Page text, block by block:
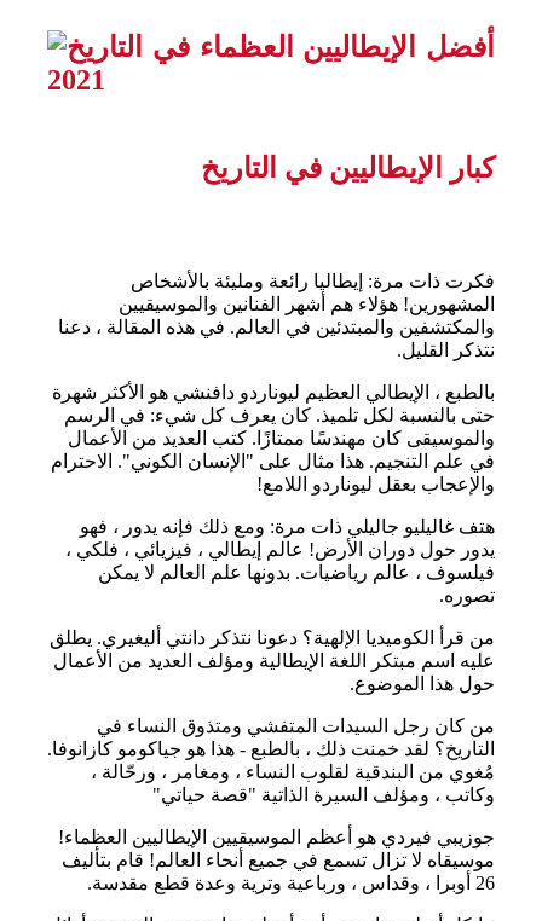
كبار الإيطاليين في التاريخ
فكرت ذات مرة: إيطاليا رائعة ومليئة بالأشخاص
المشهورين! هؤلاء هم أشهر الفنانين والموسيقيين
والمكتشفين والمبتدئين في العالم. في هذه المقالة ، دعنا
نتذكر القليل.
بالطبع ، الإيطالي العظيم ليوناردو دافنشي هو الأكثر شهرة
حتى بالنسبة لكل تلميذ. كان يعرف كل شيء: في الرسم
والموسيقى كان مهندسًا ممتازًا. كتب العديد من الأعمال
في علم التنجيم. هذا مثال على "الإنسان الكوني". الاحترام
والإعجاب بعقل ليوناردو اللامع!
هتف غاليليو جاليلي ذات مرة: ومع ذلك فإنه يدور ، فهو
يدور حول دوران الأرض! عالم إيطالي ، فيزيائي ، فلكي ،
فيلسوف ، عالم رياضيات. بدونها علم العالم لا يمكن
تصوره.
من قرأ الكوميديا الإلهية؟ دعونا نتذكر دانتي أليغيري. يطلق
عليه اسم مبتكر اللغة الإيطالية ومؤلف العديد من الأعمال
حول هذا الموضوع.
من كان رجل السيدات المتفشي ومتذوق النساء في
التاريخ؟ لقد خمنت ذلك ، بالطبع - هذا هو جياكومو كازانوفا.
مُغوي من البندقية لقلوب النساء ، ومغامر ، ورحّالة ،
وكاتب ، ومؤلف السيرة الذاتية "قصة حياتي"
جوزيبي فيردي هو أعظم الموسيقيين الإيطاليين العظماء!
موسيقاه لا تزال تسمع في جميع أنحاء العالم! قام بتأليف
26 أوبرا ، وقداس ، ورباعية وترية وعدة قطع مقدسة.